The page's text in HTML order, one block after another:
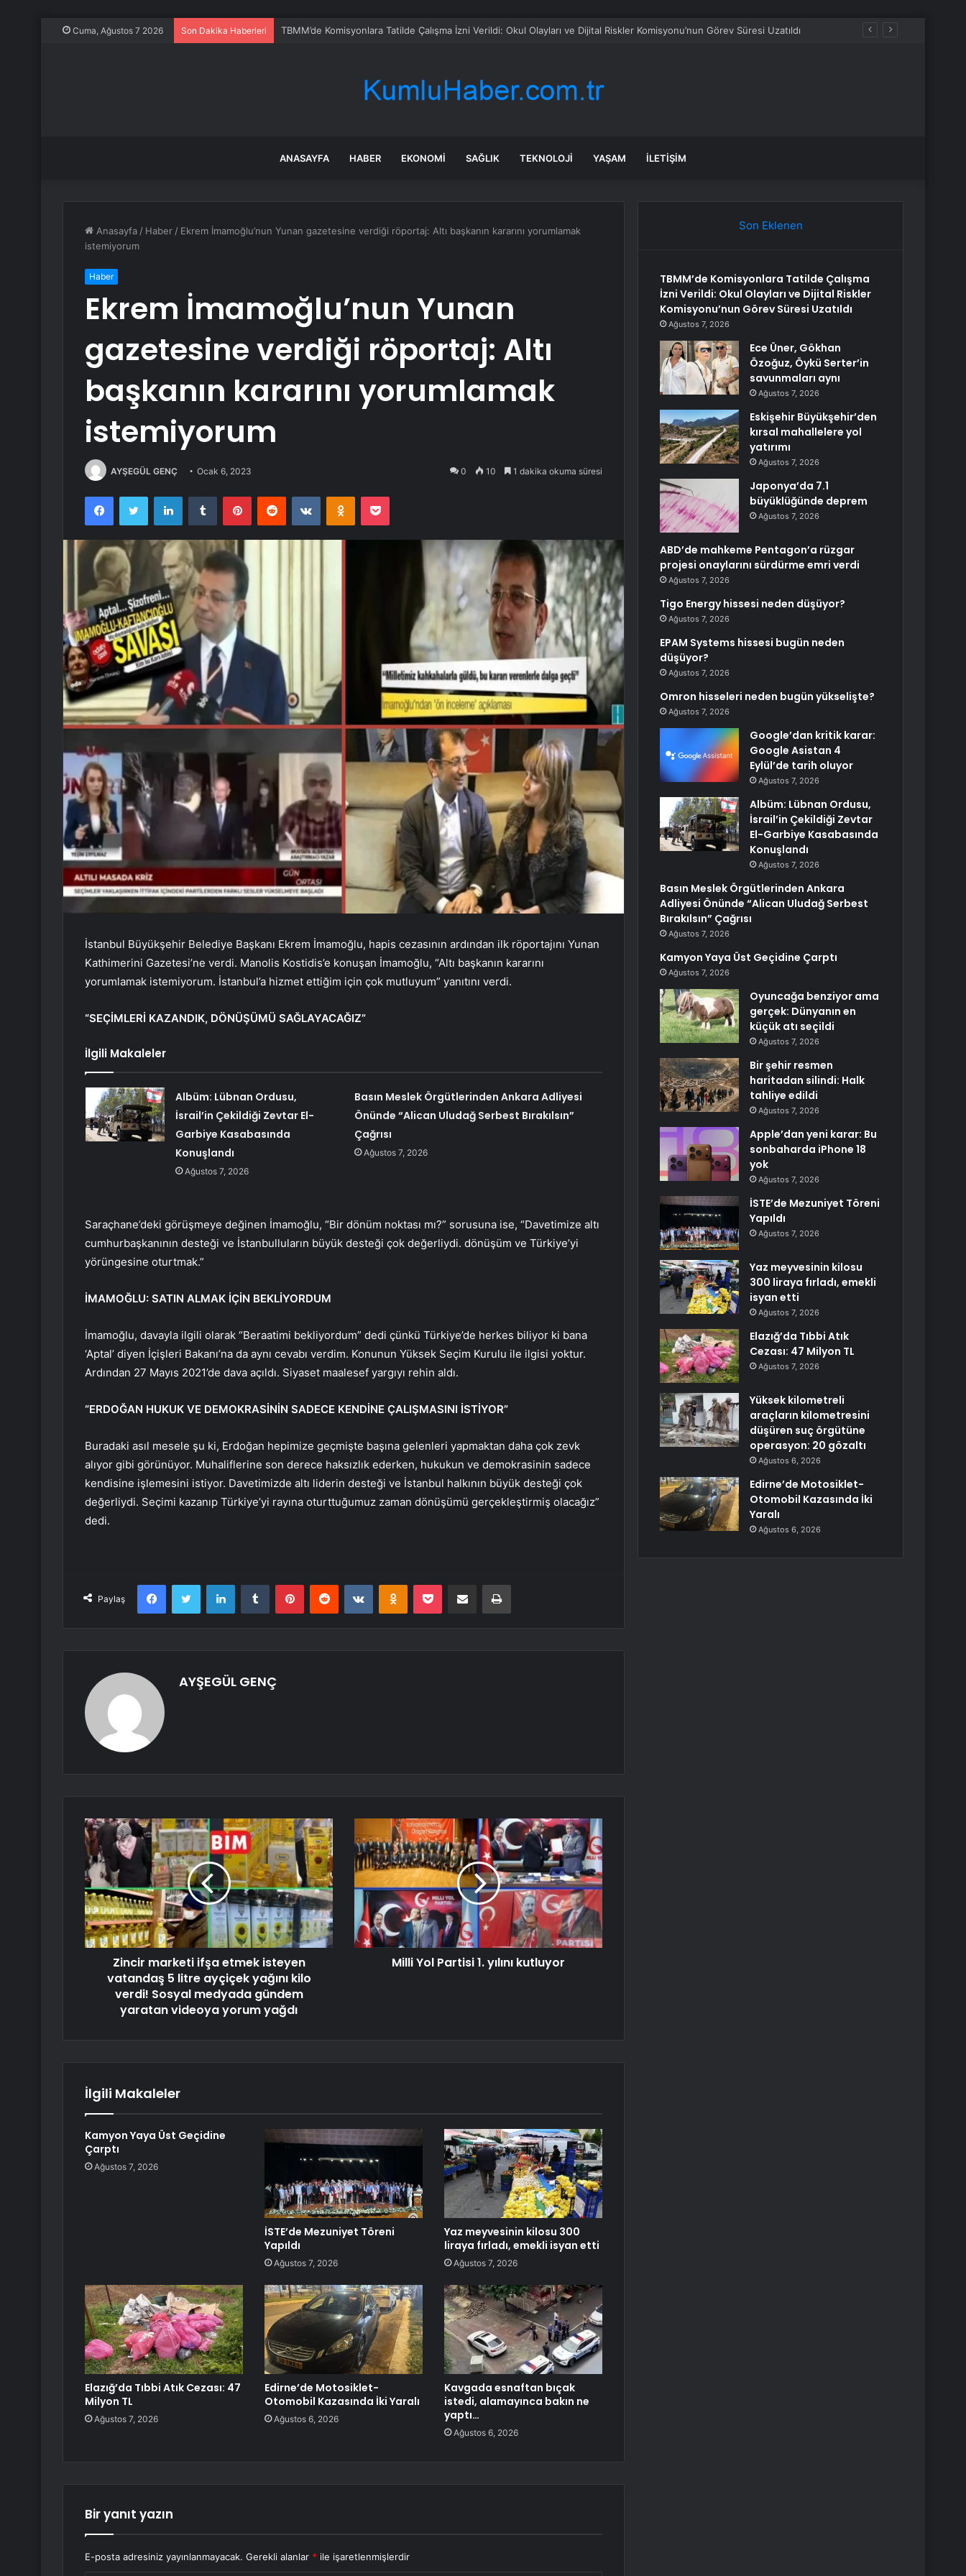
Cuma, Ağustos 7 2026 Son Dakika Haberleri TBMM’de Komisyonlara Tatilde Çalışma İzni Verildi: Okul Olayları ve Dijital Riskler Komisyonu’nun Görev Süresi Uzatıldı
ANASAYFA HABER EKONOMI SAĞLIK TEKNOLOJI YAŞAM İLETIŞIM
Anasayfa / Haber / Ekrem İmamoğlu’nun Yunan gazetesine verdiği röportaj: Altı başkanın kararını yorumlamak
istemiyorum
Haber
Ekrem İmamoğlu’nun Yunan
gazetesine verdiği röportaj: Altı
başkanın kararını yorumlamak
istemiyorum
AYŞEGÜL GENÇ Ocak 6, 2023 0 10 1 dakika okuma süresi
FacebookTwitter LinkedInTumblr PinterestReddit VKontakteOdnoklassniki
Pocket
İstanbul Büyükşehir Belediye Başkanı Ekrem İmamoğlu, hapis cezasının ardından ilk röportajını Yunan
Kathimerini Gazetesi’ne verdi. Manolis Kostidis’e konuşan İmamoğlu, “Altı başkanın kararını
yorumlamak istemiyorum. İstanbul’a hizmet ettiğim için çok mutluyum” yanıtını verdi.
“SEÇİMLERİ KAZANDIK, DÖNÜŞÜMÜ SAĞLAYACAĞIZ”
İlgili Makaleler
Albüm: Lübnan Ordusu,
İsrail’in Çekildiği Zevtar El-
Garbiye Kasabasında
Konuşlandı
Ağustos 7, 2026
Basın Meslek Örgütlerinden Ankara Adliyesi
Önünde “Alican Uludağ Serbest Bırakılsın”
Çağrısı
Ağustos 7, 2026
Saraçhane’deki görüşmeye değinen İmamoğlu, “Bir dönüm noktası mı?” sorusuna ise, “Davetimize altı
cumhurbaşkanının desteği ve İstanbulluların büyük desteği çok değerliydi. dönüşüm ve Türkiye’yi
yörüngesine oturtmak.”
İMAMOĞLU: SATIN ALMAK İÇİN BEKLİYORDUM
İmamoğlu, davayla ilgili olarak “Beraatimi bekliyordum” dedi çünkü Türkiye’de herkes biliyor ki bana
‘Aptal’ diyen İçişleri Bakanı’na da aynı cevabı verdim. Konunun Yüksek Seçim Kurulu ile ilgisi yoktur.
Ardından 27 Mayıs 2021’de dava açıldı. Siyaset maalesef yargıyı rehin aldı.
“ERDOĞAN HUKUK VE DEMOKRASİNİN SADECE KENDİNE ÇALIŞMASINI İSTİYOR”
Buradaki asıl mesele şu ki, Erdoğan hepimize geçmişte başına gelenleri yapmaktan daha çok zevk
alıyor gibi görünüyor. Muhaliflerine son derece haksızlık ederken, hukukun ve demokrasinin sadece
kendisine işlemesini istiyor. Davetimizde altı liderin desteği ve İstanbul halkının büyük desteği çok
değerliydi. Seçimi kazanıp Türkiye’yi rayına oturttuğumuz zaman dönüşümü gerçekleştirmiş olacağız”
dedi.
Paylaş
FacebookTwitter LinkedInTumblr PinterestReddit VKontakteOdnoklassniki
Pocket E-Posta ile paylaş Yazdır
AYŞEGÜL GENÇ
Zincir marketi ifşa etmek isteyen
vatandaş 5 litre ayçiçek yağını kilo
verdi! Sosyal medyada gündem
yaratan videoya yorum yağdı
Milli Yol Partisi 1. yılını kutluyor
İlgili Makaleler
Kamyon Yaya Üst Geçidine
Çarptı
Ağustos 7, 2026
İSTE’de Mezuniyet Töreni
Yapıldı
Ağustos 7, 2026
Yaz meyvesinin kilosu 300
liraya fırladı, emekli isyan etti
Ağustos 7, 2026
Elazığ’da Tıbbi Atık Cezası: 47
Milyon TL
Ağustos 7, 2026
Edirne’de Motosiklet-
Otomobil Kazasında İki Yaralı
Ağustos 6, 2026
Kavgada esnaftan bıçak
istedi, alamayınca bakın ne
yaptı…
Ağustos 6, 2026
Bir yanıt yazın
E-posta adresiniz yayınlanmayacak. Gerekli alanlar * ile işaretlenmişlerdir
Son Eklenen
TBMM’de Komisyonlara Tatilde Çalışma
İzni Verildi: Okul Olayları ve Dijital Riskler
Komisyonu’nun Görev Süresi Uzatıldı
Ağustos 7, 2026
Ece Üner, Gökhan
Özoğuz, Öykü Serter’in
savunmaları aynı
Ağustos 7, 2026
Eskişehir Büyükşehir’den
kırsal mahallelere yol
yatırımı
Ağustos 7, 2026
Japonya’da 7.1
büyüklüğünde deprem
Ağustos 7, 2026
ABD’de mahkeme Pentagon’a rüzgar
projesi onaylarını sürdürme emri verdi
Ağustos 7, 2026
Tigo Energy hissesi neden düşüyor?
Ağustos 7, 2026
EPAM Systems hissesi bugün neden
düşüyor?
Ağustos 7, 2026
Omron hisseleri neden bugün yükselişte?
Ağustos 7, 2026
Google’dan kritik karar:
Google Asistan 4
Eylül’de tarih oluyor
Ağustos 7, 2026
Albüm: Lübnan Ordusu,
İsrail’in Çekildiği Zevtar
El-Garbiye Kasabasında
Konuşlandı
Ağustos 7, 2026
Basın Meslek Örgütlerinden Ankara
Adliyesi Önünde “Alican Uludağ Serbest
Bırakılsın” Çağrısı
Ağustos 7, 2026
Kamyon Yaya Üst Geçidine Çarptı
Ağustos 7, 2026
Oyuncağa benziyor ama
gerçek: Dünyanın en
küçük atı seçildi
Ağustos 7, 2026
Bir şehir resmen
haritadan silindi: Halk
tahliye edildi
Ağustos 7, 2026
Apple’dan yeni karar: Bu
sonbaharda iPhone 18
yok
Ağustos 7, 2026
İSTE’de Mezuniyet Töreni
Yapıldı
Ağustos 7, 2026
Yaz meyvesinin kilosu
300 liraya fırladı, emekli
isyan etti
Ağustos 7, 2026
Elazığ’da Tıbbi Atık
Cezası: 47 Milyon TL
Ağustos 7, 2026
Yüksek kilometreli
araçların kilometresini
düşüren suç örgütüne
operasyon: 20 gözaltı
Ağustos 6, 2026
Edirne’de Motosiklet-
Otomobil Kazasında İki
Yaralı
Ağustos 6, 2026